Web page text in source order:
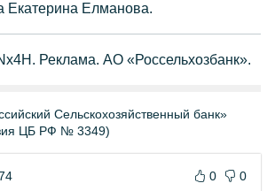
Екатерина Елманова.
Реклама. АО «Россельхозбанк».
Сельскохозяйственный банк»
ЦБ РФ № 3349)
0 0